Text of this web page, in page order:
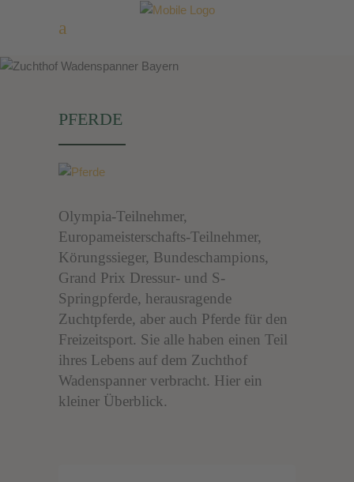
PFERDE
Olympia-Teilnehmer,
Europameisterschafts-Teilnehmer,
Körungssieger, Bundeschampions,
Grand Prix Dressur- und S-
Springpferde, herausragende
Zuchtpferde, aber auch Pferde für den
Freizeitsport. Sie alle haben einen Teil
ihres Lebens auf dem Zuchthof
Wadenspanner verbracht. Hier ein
kleiner Überblick.